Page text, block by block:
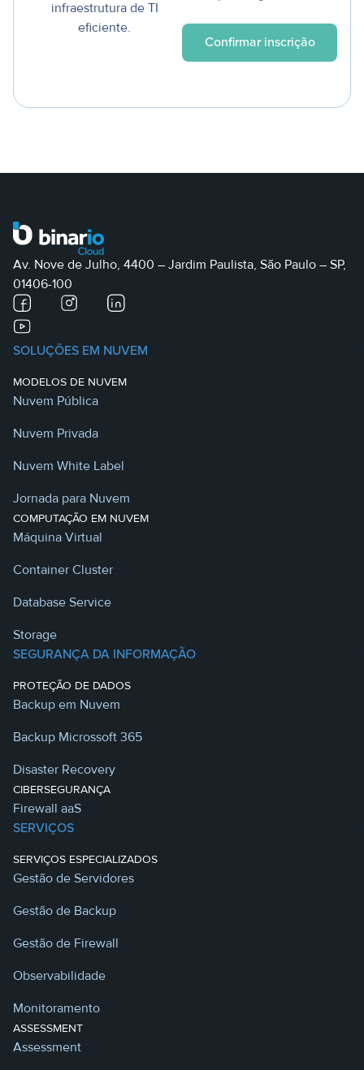
infraestrutura de TI
eficiente.
Av. Nove de Julho, 4400 – Jardim Paulista, São Paulo – SP,
01406-100
SOLUÇÕES EM NUVEM
MODELOS DE NUVEM
Nuvem Pública
Nuvem Privada
Nuvem White Label
Jornada para Nuvem
COMPUTAÇÃO EM NUVEM
Máquina Virtual
Container Cluster
Database Service
Storage
SEGURANÇA DA INFORMAÇÃO
PROTEÇÃO DE DADOS
Backup em Nuvem
Backup Microssoft 365
Disaster Recovery
CIBERSEGURANÇA
Firewall aaS
SERVIÇOS
SERVIÇOS ESPECIALIZADOS
Gestão de Servidores
Gestão de Backup
Gestão de Firewall
Observabilidade
Monitoramento
ASSESSMENT
Assessment